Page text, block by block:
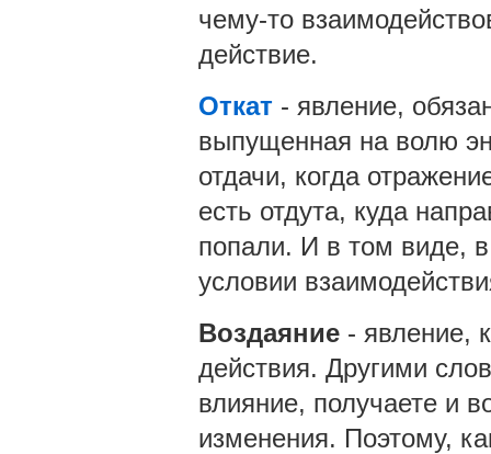
чему-то
действие.
Откат - явление,
выпущенная на волю
отдачи, когда
есть отдута, куда
попали. И в том виде,
условии
Воздаяние - явление,
действия. Другими
влияние, получаете и
изменения. Поэтому,